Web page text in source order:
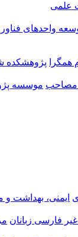
علمی
واحدهای فناور
پژوهشکده
مصاحب موسسه
ایمنی، بهداشت
فارسی زبانان